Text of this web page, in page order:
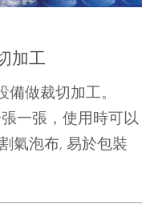
加工
做裁切加工。
一張，使用時可以
氣泡布, 易於包裝